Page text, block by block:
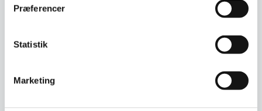
Præferencer
Statistik
Marketing
449,00DKK
Vi prismatcher
SPAR 40%